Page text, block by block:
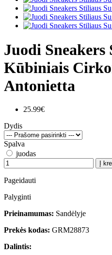
Juodi Sneakers
Kūbiniais
Antonietta
25.99€
Dydis
Spalva
juodas
Į
Pageidauti
Palyginti
Prieinamumas: Sandėlyje
Prekės kodas: GRM28873
Dalintis: